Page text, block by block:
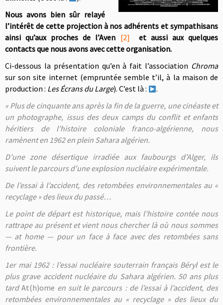
Nous avons bien sûr relayé
l’intérêt de cette projection à nos adhérents et sympathisans
ainsi qu’aux proches de l’Aven [2] et aussi aux quelques
contacts que nous avons avec cette organisation.
Ci-dessous la présentation qu’en à fait l’association Chroma
sur son site internet (empruntée semble t’il, à la maison de
production : Les Écrans du Large). C’est là :
.
« Plus de cinquante ans après la fin de la guerre, une cinéaste et
un photographe, issus des deux camps du conflit et enfants
héritiers de l’histoire coloniale franco-algérienne, nous
ramènent en 1962 en plein Sahara algérien.
D’une zone désertique irradiée aux faubourgs d’Alger, ils
suivent le parcours d’une explosion nucléaire expérimentale.
De l’essai à l’accident, des retombées environnementales au «
recyclage » des lieux du passé…
Le point de départ est historique, mais l’histoire contée nous
rattrape au présent et vient nous chercher là où nous sommes
— at home — pour un face à face avec des retombées sans
frontière.
1er mai 1962 : l’essai nucléaire souterrain français Béryl est le
plus grave accident nucléaire du Sahara algérien. 50 ans plus
tardAt(h)ome en suit le parcours : de l’essai à l’accident, des
retombées environnementales au « recyclage » des lieux du